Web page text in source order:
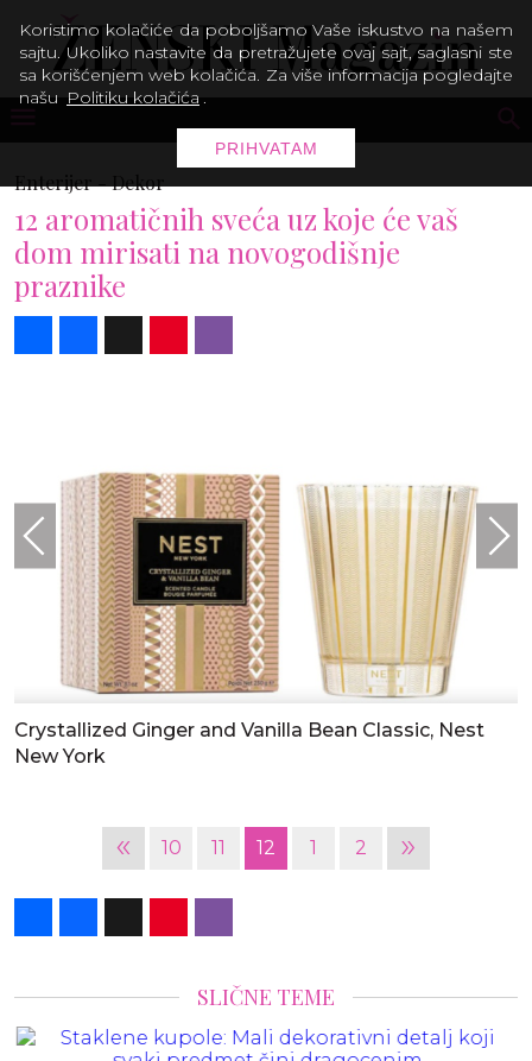
Enterijer -Dekor
12 aromatičnih sveća uz koje će vaš
dom mirisati na novogodišnje
praznike
Crystallized Ginger and Vanilla Bean Classic, Nest
New York
« 10 11 12 1 2 »
SLIČNE TEME
Koristimo kolačiće da poboljšamo Vaše iskustvo na našem
sajtu. Ukoliko nastavite da pretražujete ovaj sajt, saglasni ste
sa korišćenjem web kolačića. Za više informacija pogledajte
našu Politiku kolačića .
PRIHVATAM